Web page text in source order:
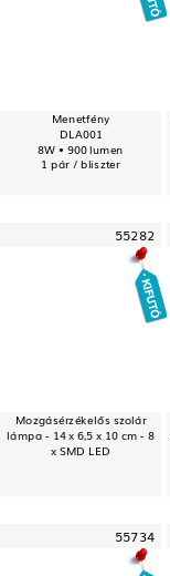
Menetfény
DLA001
8W • 900 lumen
1 pár / bliszter
55282
Mozgásérzékelős szolár
lámpa - 14 x 6,5 x 10 cm - 8
x SMD LED
55734